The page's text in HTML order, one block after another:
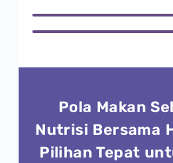
Pola Makan
Nutrisi Bersama
Pilihan Tepat